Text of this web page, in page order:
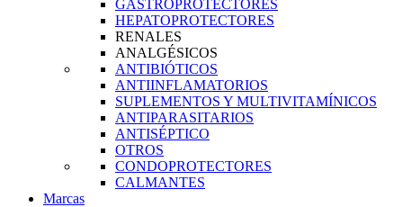
GASTROPROTECTORES
HEPATOPROTECTORES
RENALES
ANALGÉSICOS
ANTIBIÓTICOS
ANTIINFLAMATORIOS
SUPLEMENTOS Y MULTIVITAMÍNICOS
ANTIPARASITARIOS
ANTISÉPTICO
OTROS
CONDOPROTECTORES
CALMANTES
Marcas